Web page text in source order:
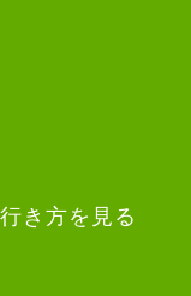
行き方を見る